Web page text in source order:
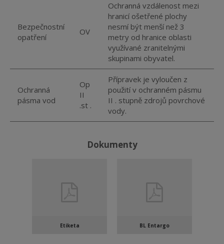
Bezpečnostní
opatření
OV
Ochranná vzdálenost mezi
hranicí ošetřené plochy
nesmí být menší než 3
metry od hranice oblasti
využívané zranitelnými
skupinami obyvatel.
Ochranná
pásma vod
Op
II
.st .
Přípravek je vyloučen z
použití v ochranném pásmu
II . stupně zdrojů povrchové
vody.
Dokumenty
Etiketa BL Entargo